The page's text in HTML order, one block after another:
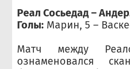
Реал Сосьедад –
Голы: Марин, 5 –
Матч между
ознаменовался